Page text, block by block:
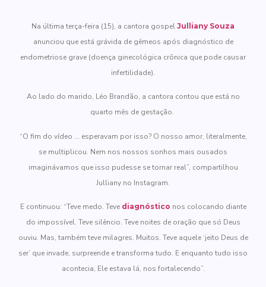
Na última terça-feira (15), a cantora gospel Julliany Souza
anunciou que está grávida de gêmeos após diagnóstico de
endometriose grave (doença ginecológica crônica que pode causar
infertilidade).
Ao lado do marido, Léo Brandão, a cantora contou que está no
quarto mês de gestação.
“O fim do vídeo … esperavam por isso? O nosso amor, literalmente,
se multiplicou. Nem nos nossos sonhos mais ousados
imaginávamos que isso pudesse se tornar real”, compartilhou
Julliany no Instagram.
E continuou: “Teve medo. Teve diagnóstico nos colocando diante
do impossível. Teve silêncio. Teve noites de oração que só Deus
ouviu. Mas, também teve milagres. Muitos. Teve aquele ‘jeito Deus de
ser’ que invade, surpreende e transforma tudo. E enquanto tudo isso
acontecia, Ele estava lá, nos fortalecendo”.